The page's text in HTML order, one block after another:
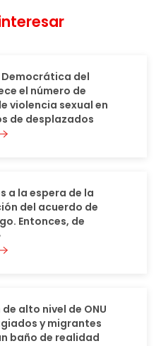
Democrática del
el número de
violencia sexual en
de desplazados
a la espera de la
del acuerdo de
Entonces, de
alto nivel de ONU
y migrantes
baño de realidad